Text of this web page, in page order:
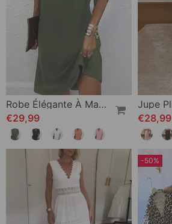
Robe Élégante À Manches Fendues De Couleur Unie
€29,99
€28,99
-50%